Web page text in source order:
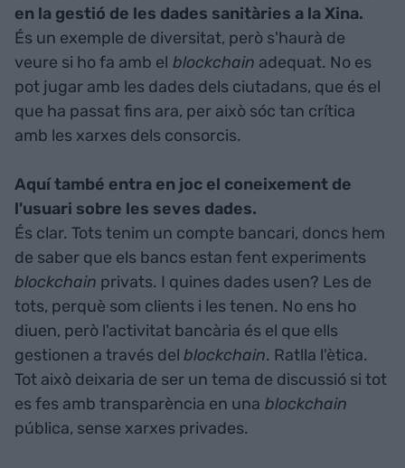
en la gestió de les dades sanitàries a la Xina.
És un exemple de diversitat, però s'haurà de
veure si ho fa amb el blockchain adequat. No es
pot jugar amb les dades dels ciutadans, que és el
que ha passat fins ara, per això sóc tan crítica
amb les xarxes dels consorcis.
Aquí també entra en joc el coneixement de
l'usuari sobre les seves dades.
És clar. Tots tenim un compte bancari, doncs hem
de saber que els bancs estan fent experiments
blockchain privats. I quines dades usen? Les de
tots, perquè som clients i les tenen. No ens ho
diuen, però l'activitat bancària és el que ells
gestionen a través del blockchain. Ratlla l'ètica.
Tot això deixaria de ser un tema de discussió si tot
es fes amb transparència en una blockchain
pública, sense xarxes privades.